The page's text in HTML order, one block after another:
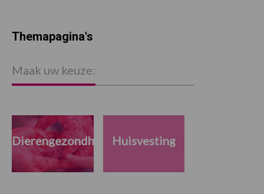
Themapagina's
Maak uw keuze:
Dierengezondheid Huisvesting